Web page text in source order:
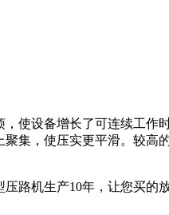
使设备增长了可连续工作
集，使压实更平滑。较高
路机生产10年，让您买的